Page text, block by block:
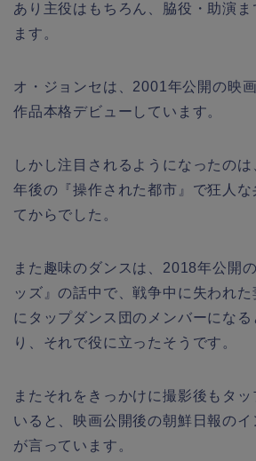
あり主役はもちろん、脇役・助演
ます。
オ・ジョンセは、2001年公開の映
作品本格デビューしています。
しかし注目されるようになったの
年後の『操作された都市』で狂人な
てからでした。
また趣味のダンスは、2018年公開
ッズ』の話中で、戦争中に失われ
にタップダンス団のメンバーにな
り、それで役に立ったそうです。
またそれをきっかけに撮影後もタ
いると、映画公開後の朝鮮日報のイ
が言っています。